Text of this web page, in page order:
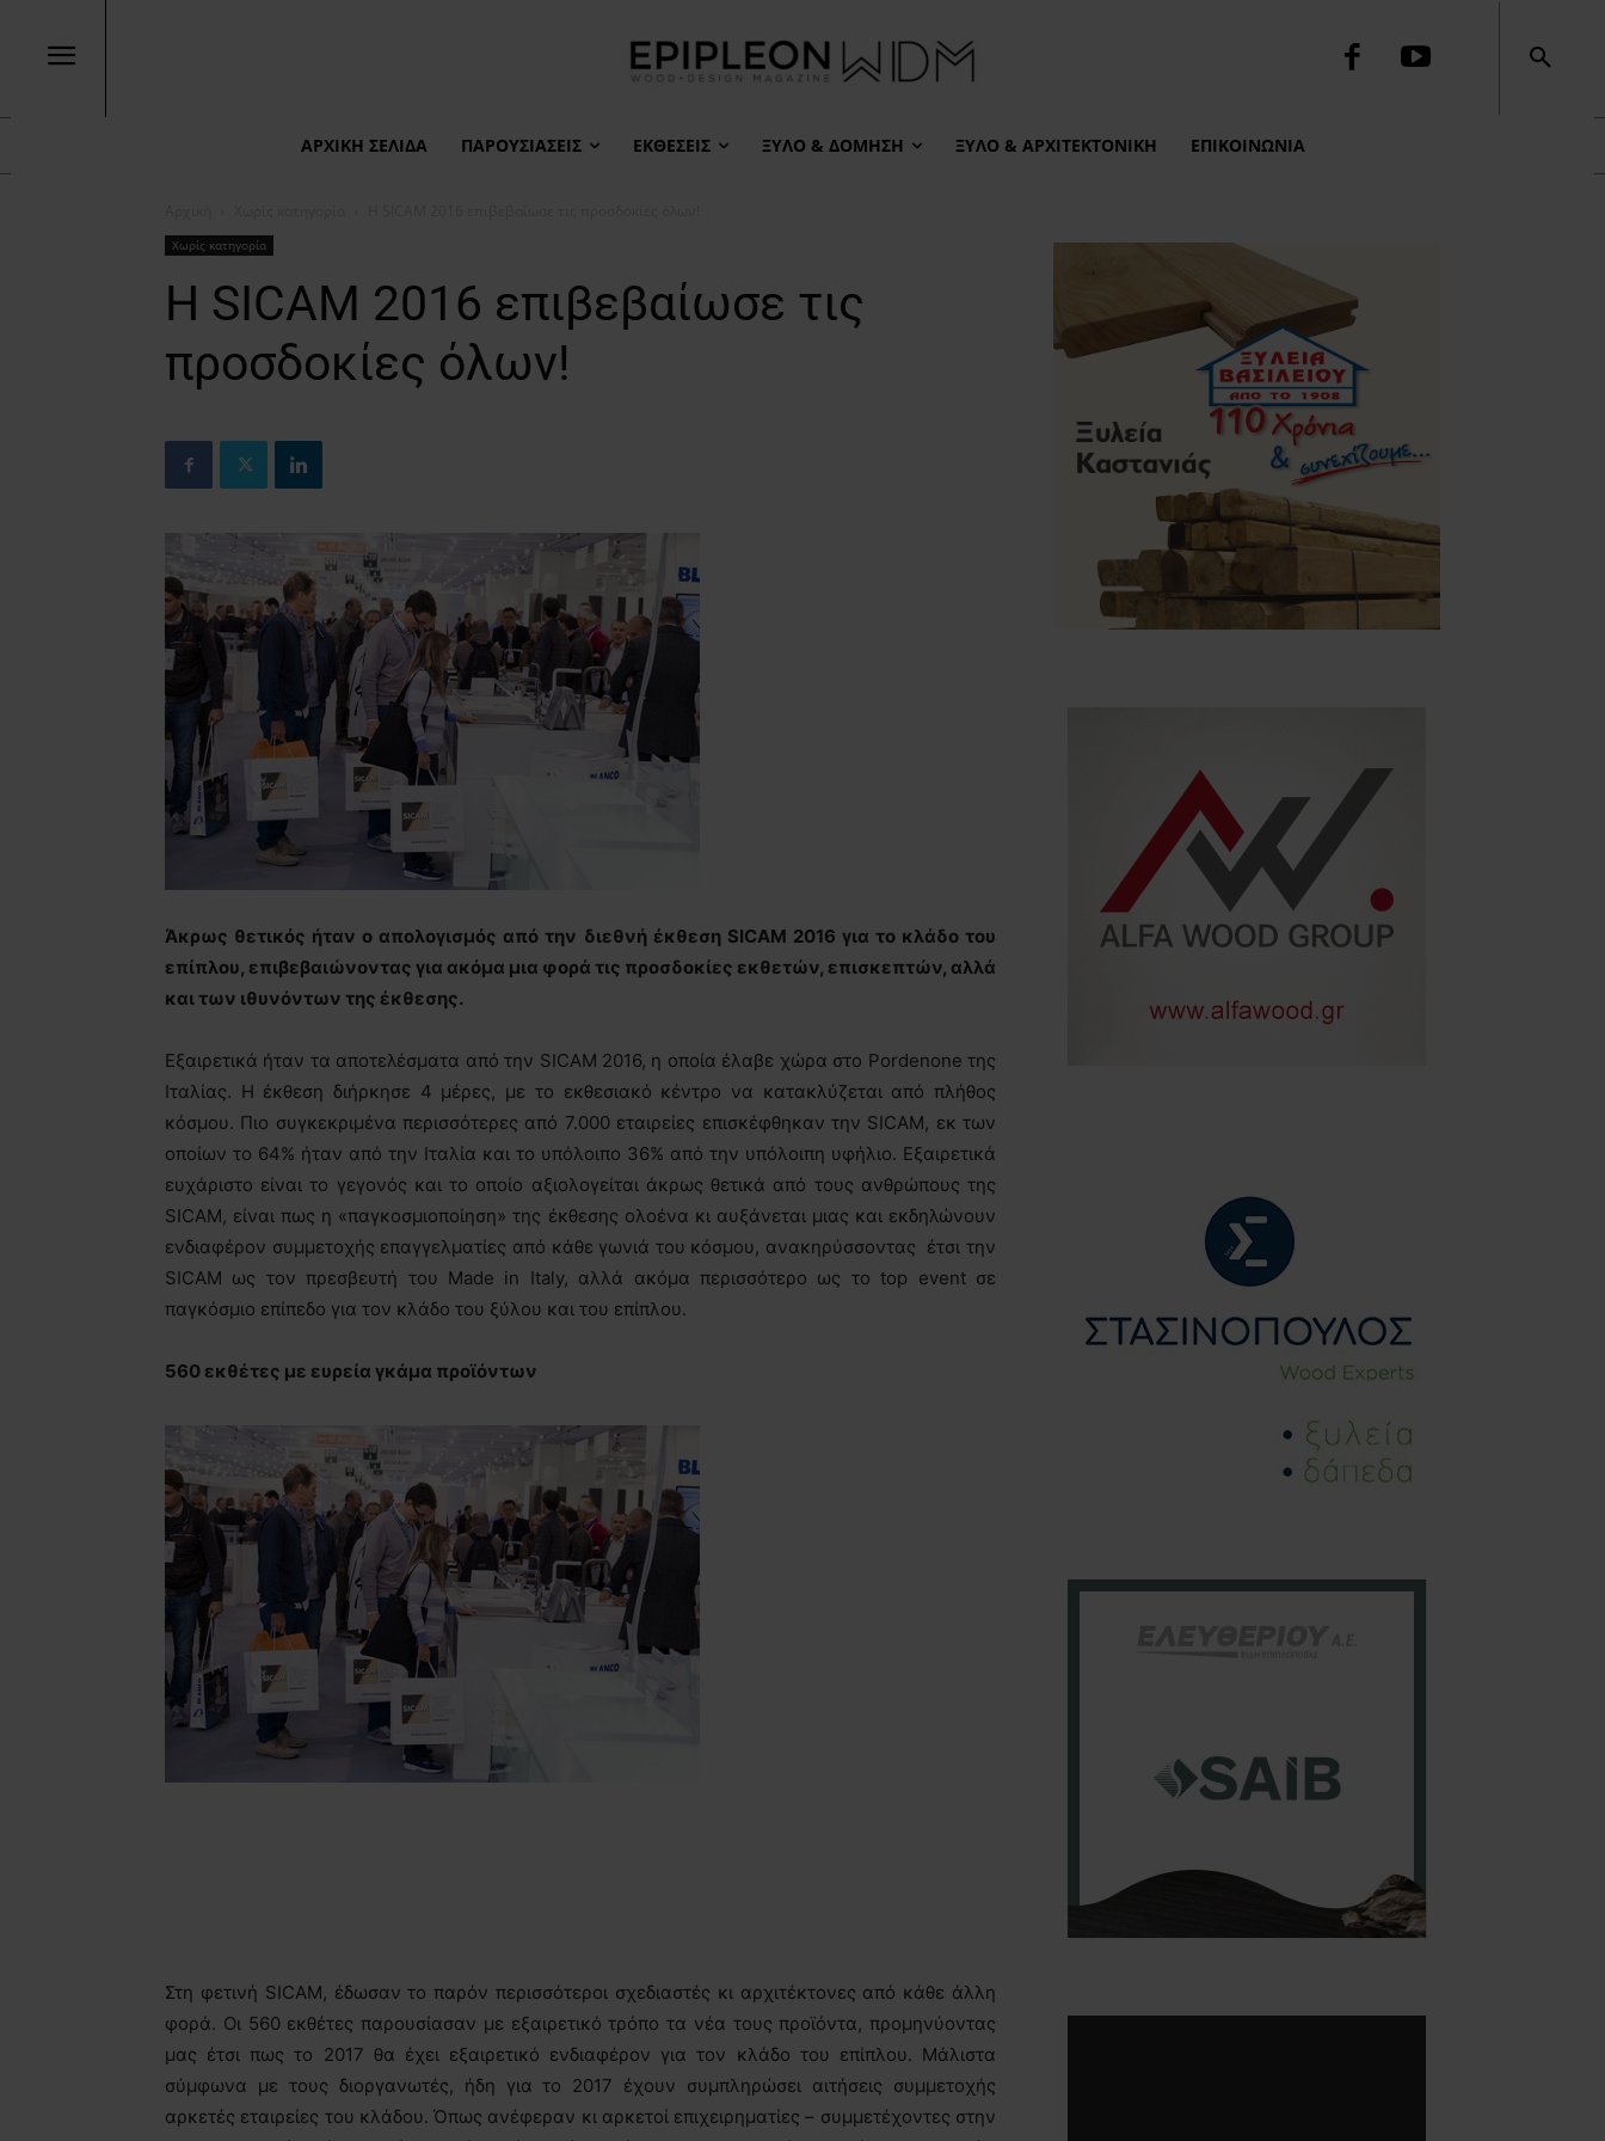
ΑΡΧΙΚΉ ΣΕΛΊΔΑ ΠΑΡΟΥΣΙΆΣΕΙΣ ΕΚΘΈΣΕΙΣ ΞΎΛΟ & ΔΌΜΗΣΗ ΞΎΛΟ & ΑΡΧΙΤΕΚΤΟΝΙΚΉ ΕΠΙΚΟΙΝΩΝΙΑ
Χωρίς κατηγορία
Η SICAM 2016 επιβεβαίωσε τις
προσδοκίες όλων!
Άκρως θετικός ήταν ο απολογισμός από την διεθνή έκθεση SICAM 2016 για το κλάδο του
επίπλου, επιβεβαιώνοντας για ακόμα μια φορά τις προσδοκίες εκθετών, επισκεπτών, αλλά
και των ιθυνόντων της έκθεσης.
Εξαιρετικά ήταν τα αποτελέσματα από την SICAM 2016, η οποία έλαβε χώρα στο Pordenone της
Ιταλίας. Η έκθεση διήρκησε 4 μέρες, με το εκθεσιακό κέντρο να κατακλύζεται από πλήθος
κόσμου. Πιο συγκεκριμένα περισσότερες από 7.000 εταιρείες επισκέφθηκαν την SICAM, εκ των
οποίων το 64% ήταν από την Ιταλία και το υπόλοιπο 36% από την υπόλοιπη υφήλιο. Εξαιρετικά
ευχάριστο είναι το γεγονός και το οποίο αξιολογείται άκρως θετικά από τους ανθρώπους της
SICAM, είναι πως η «παγκοσμιοποίηση» της έκθεσης ολοένα κι αυξάνεται μιας και εκδηλώνουν
ενδιαφέρον συμμετοχής επαγγελματίες από κάθε γωνιά του κόσμου, ανακηρύσσοντας έτσι την
SICAM ως τον πρεσβευτή του Made in Italy, αλλά ακόμα περισσότερο ως το top event σε
παγκόσμιο επίπεδο για τον κλάδο του ξύλου και του επίπλου.
560 εκθέτες με ευρεία γκάμα προϊόντων
Στη φετινή SICAM, έδωσαν το παρόν περισσότεροι σχεδιαστές κι αρχιτέκτονες από κάθε άλλη
φορά. Οι 560 εκθέτες παρουσίασαν με εξαιρετικό τρόπο τα νέα τους προϊόντα, προμηνύοντας
μας έτσι πως το 2017 θα έχει εξαιρετικό ενδιαφέρον για τον κλάδο του επίπλου. Μάλιστα
σύμφωνα με τους διοργανωτές, ήδη για το 2017 έχουν συμπληρώσει αιτήσεις συμμετοχής
αρκετές εταιρείες του κλάδου. Όπως ανέφεραν κι αρκετοί επιχειρηματίες – συμμετέχοντες στην